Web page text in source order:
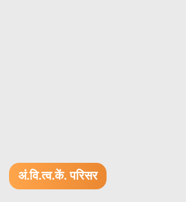
अं.वि.त्व.कें. परिसर